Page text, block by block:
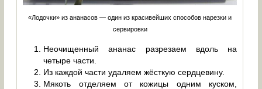
«Лодочки» из ананасов — один из красивейших способов нарезки и
сервировки
Неочищенный ананас разрезаем вдоль на
четыре части.
Из каждой части удаляем жёсткую сердцевину.
Мякоть отделяем от кожицы одним куском,